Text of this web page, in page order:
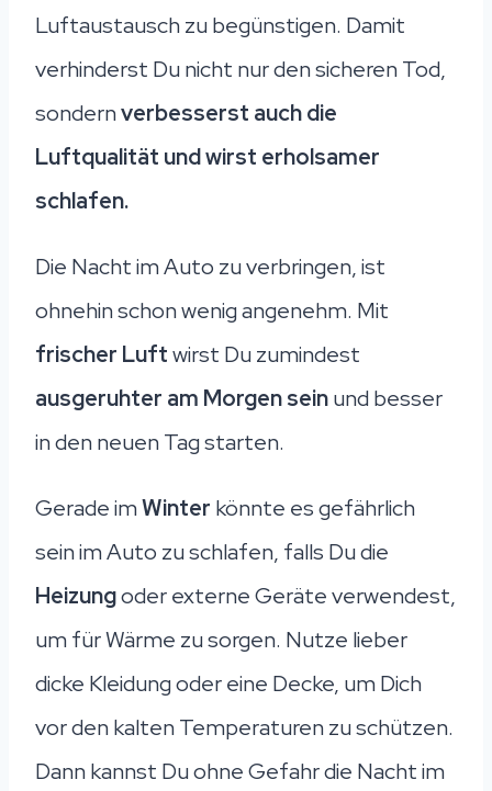
Luftaustausch zu begünstigen. Damit
verhinderst Du nicht nur den sicheren Tod,
sondernverbesserst auch die
Luftqualität und wirst erholsamer
schlafen.
Die Nacht im Auto zu verbringen, ist
ohnehin schon wenig angenehm. Mit
frischer Luftwirst Du zumindest
ausgeruhter am Morgen seinund besser
in den neuen Tag starten.
Gerade imWinter könnte es gefährlich
sein im Auto zu schlafen, falls Du die
Heizungoder externe Geräte verwendest,
um für Wärme zu sorgen. Nutze lieber
dicke Kleidung oder eine Decke, um Dich
vor den kalten Temperaturen zu schützen.
Dann kannst Du ohne Gefahr die Nacht im